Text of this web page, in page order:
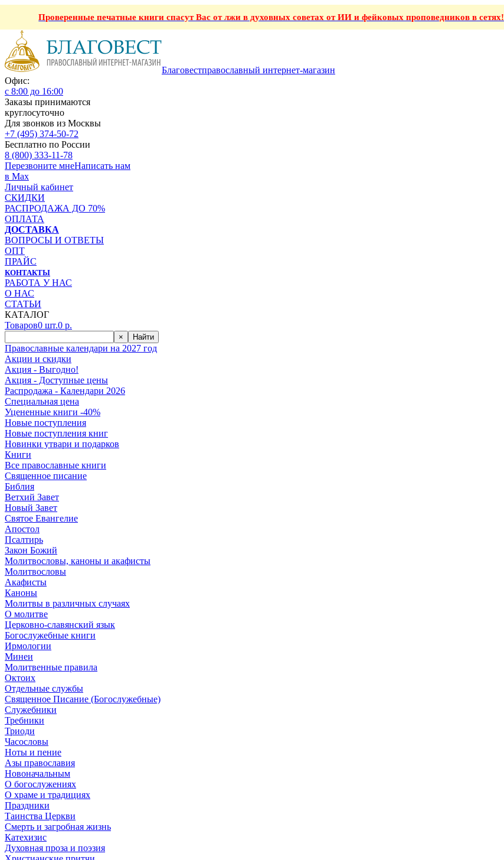
Проверенные печатные книги спасут Вас от лжи в духовных советах от ИИ и фейковых проповедников в сетях!
Благовестправославный интернет-магазин
Офис:
с 8:00 до 16:00
Заказы принимаются
круглосуточно
Для звонков из Москвы
+7 (495) 374-50-72
Бесплатно по России
8 (800) 333-11-78
Перезвоните мнеНаписать нам
в Max
Личный кабинет
СКИДКИ
РАСПРОДАЖА ДО 70%
ОПЛАТА
ДОСТАВКА
ВОПРОСЫ И ОТВЕТЫ
ОПТ
ПРАЙС
КОНТАКТЫ
РАБОТА У НАС
О НАС
СТАТЬИ
КАТАЛОГ
Товаров0 шт.0 р.
× Найти
Православные календари на 2027 год
Акции и скидки
Акция - Выгодно!
Акция - Доступные цены
Распродажа - Календари 2026
Специальная цена
Уцененные книги -40%
Новые поступления
Новые поступления книг
Новинки утвари и подарков
Книги
Все православные книги
Священное писание
Библия
Ветхий Завет
Новый Завет
Святое Евангелие
Апостол
Псалтирь
Закон Божий
Молитвословы, каноны и акафисты
Молитвословы
Акафисты
Каноны
Молитвы в различных случаях
О молитве
Церковно-славянский язык
Богослужебные книги
Ирмологии
Минеи
Молитвенные правила
Октоих
Отдельные службы
Священное Писание (Богослужебные)
Служебники
Требники
Триоди
Часословы
Ноты и пение
Азы православия
Новоначальным
О богослужениях
О храме и традициях
Праздники
Таинства Церкви
Смерть и загробная жизнь
Катехизис
Духовная проза и поэзия